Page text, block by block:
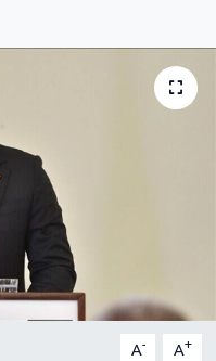
A- A+